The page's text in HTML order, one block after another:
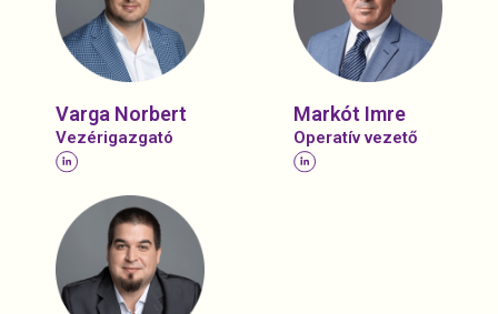
Varga Norbert
Vezérigazgató
Markót Imre
Operatív vezető